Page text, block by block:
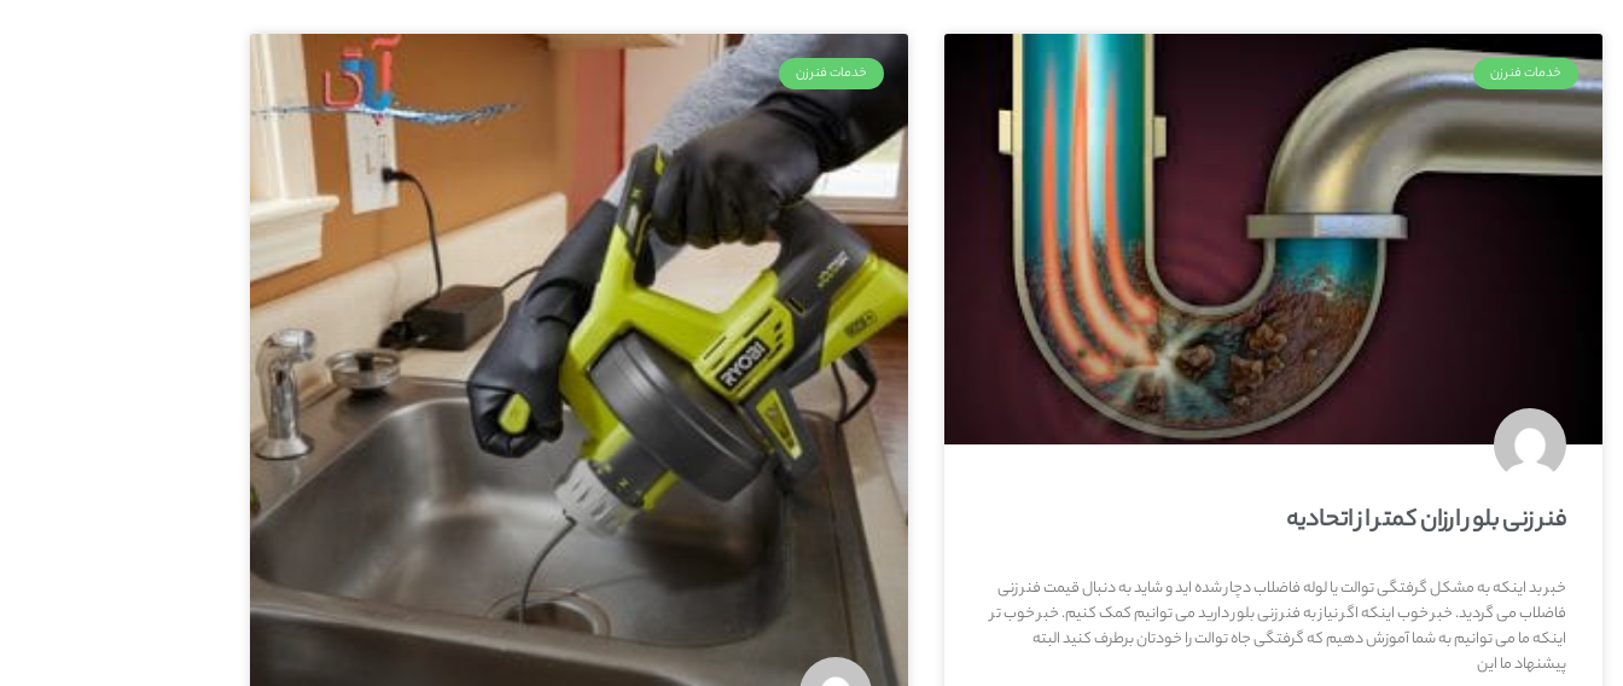
خدمات فنرزن
فنر زنی بلور ارزان کمتر از اتحادیه
خبر بد اینکه به مشکل گرفتگی توالت یا لوله فاضلاب دچار شده اید و شاید به دنبال قیمت فنر زنی
فاضلاب می گردید. خبر خوب اینکه اگر نیاز به فنر زنی بلور دارید می توانیم کمک کنیم. خبر خوب تر
اینکه ما می توانیم به شما آموزش دهیم که گرفتگی جاه توالت را خودتان برطرف کنید البته
پیشنهاد ما این
خدمات فنرزن